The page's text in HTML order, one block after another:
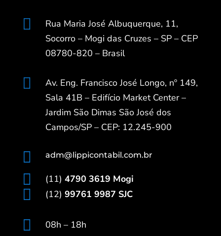

Rua Maria José Albuquerque, 11,
Socorro – Mogi das Cruzes – SP – CEP
08780-820 – Brasil

Av. Eng. Francisco José Longo, nº 149,
Sala 41B – Edifício Market Center –
Jardim São Dimas São José dos
Campos/SP – CEP: 12.245-900
 adm@lippicontabil.com.br
 (11) 4790 3619 Mogi
 (12) 99761 9987 SJC

08h – 18h